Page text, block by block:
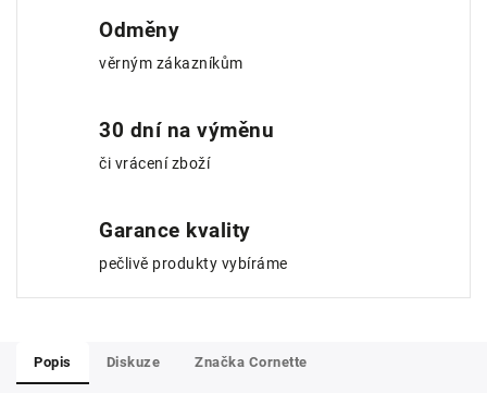
Odměny
věrným zákazníkům
30 dní na výměnu
či vrácení zboží
Garance kvality
pečlivě produkty vybíráme
Popis Diskuze Značka Cornette